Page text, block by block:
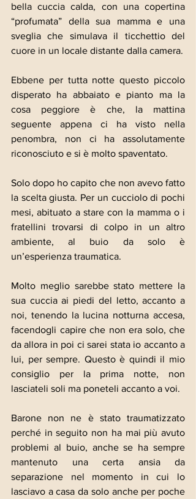
bella cuccia calda, con una copertina
“profumata” della sua mamma e una
sveglia che simulava il ticchettio del
cuore in un locale distante dalla camera.
Ebbene per tutta notte questo piccolo
disperato ha abbaiato e pianto ma la
cosa peggiore è che, la mattina
seguente appena ci ha visto nella
penombra, non ci ha assolutamente
riconosciuto e si è molto spaventato.
Solo dopo ho capito che non avevo fatto
la scelta giusta. Per un cucciolo di pochi
mesi, abituato a stare con la mamma o i
fratellini trovarsi di colpo in un altro
ambiente, al buio da solo è
un’esperienza traumatica.
Molto meglio sarebbe stato mettere la
sua cuccia ai piedi del letto, accanto a
noi, tenendo la lucina notturna accesa,
facendogli capire che non era solo, che
da allora in poi ci sarei stata io accanto a
lui, per sempre. Questo è quindi il mio
consiglio per la prima notte, non
lasciateli soli ma poneteli accanto a voi.
Barone non ne è stato traumatizzato
perché in seguito non ha mai più avuto
problemi al buio, anche se ha sempre
mantenuto una certa ansia da
separazione nel momento in cui lo
lasciavo a casa da solo anche per poche